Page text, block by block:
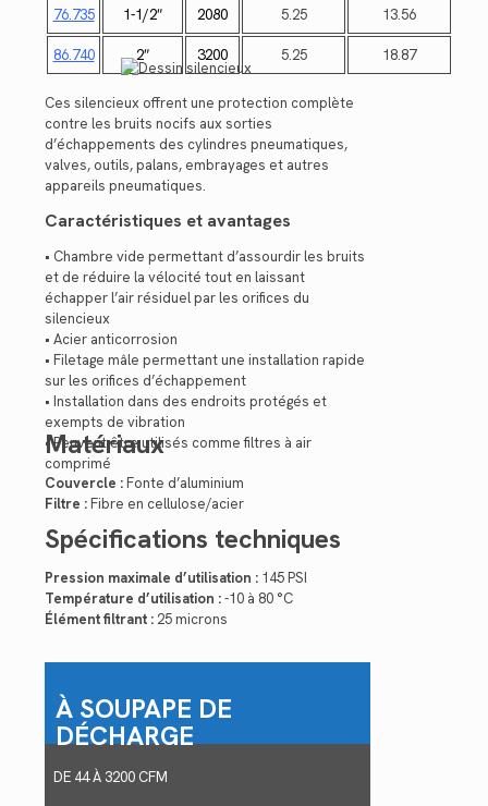
76.735 1-1/2″ 2080 5.25 13.56
86.740 2″ 3200 5.25 18.87
Ces silencieux offrent une protection complète
contre les bruits nocifs aux sorties
d’échappements des cylindres pneumatiques,
valves, outils, palans, embrayages et autres
appareils pneumatiques.
Caractéristiques et avantages
• Chambre vide permettant d’assourdir les bruits
et de réduire la vélocité tout en laissant
échapper l’air résiduel par les orifices du
silencieux
• Acier anticorrosion
• Filetage mâle permettant une installation rapide
sur les orifices d’échappement
• Installation dans des endroits protégés et
exempts de vibration
• Peuvent être utilisés comme filtres à air
comprimé
Matériaux
Couvercle :Fonte d’aluminium
Filtre :Fibre en cellulose/acier
Spécifications techniques
Pression maximale d’utilisation : 145 PSI
Température d’utilisation :-10 à 80 °C
Élément filtrant :25 microns
À SOUPAPE DE
DÉCHARGE
DE 44 À 3200 CFM